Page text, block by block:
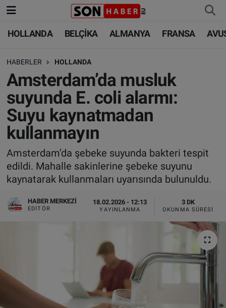
HOLLANDA BELÇİKA ALMANYA FRANSA
HABERLER HOLLANDA
Amsterdam’da musluk
suyunda E. coli alarmı:
Suyu kaynatmadan
kullanmayın
Amsterdam’da şebeke suyunda bakteri tespit
edildi. Mahalle sakinlerine şebeke suyunu
kaynatarak kullanmaları uyarısında bulunuldu.
HABER MERKEZI
EDITÖR
18.02.2026 - 12:13
YAYINLANMA
3 DK
OKUNMA SÜRESI
HOLLANDA
BELÇİKA
ALMANYA
FRANSA
AVUSTURYA
SAĞLIK - YAŞAM
HOLLANDA
BELÇİKA
ALMANYA
TÜRKİYE
DÜNYA
BİLİM-TEKNOLOJİ
ALGEMENE VOORWAARDEN
CONTACT
Nöbetçi Eczaneler
Hava Durumu
Trafik Durumu
Süper Lig Puan Durumu ve Fikstür
Tüm Manşetler
Son Dakika Haberleri